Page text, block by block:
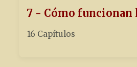
7 - Cómo funcionan
16 Capítulos